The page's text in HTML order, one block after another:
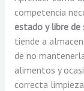
competencia
estado y libre de
tiende a
de no
alimentos y
correcta